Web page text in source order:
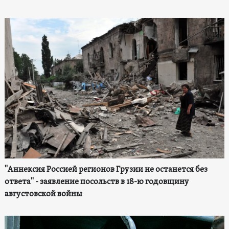
"Аннексия Россией регионов Грузии не останется без
ответа" - заявление посольств в 18-ю годовщину
августовской войны